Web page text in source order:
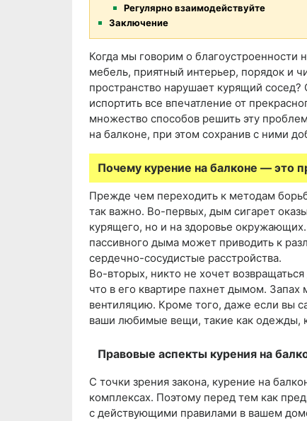
Регулярно взаимодействуйте
Заключение
Когда мы говорим о
мебель, приятный интерьер, порядок и
пространство нарушает курящий
испортить все впечатление от
множество способов решить эту
на балконе, при этом сохранив с ними
Почему курение на балконе — это
Прежде чем переходить к методам
так важно. Во-первых, дым сигарет
курящего, но и на здоровье
пассивного дыма может приводить к
сердечно-сосудистые расстройства.
Во-вторых, никто не хочет
что в его квартире пахнет дымом.
вентиляцию. Кроме того, даже если вы
ваши любимые вещи, такие как одежды,
Правовые аспекты курения на
С точки зрения закона, курение на
комплексах. Поэтому перед тем как
с действующими правилами в вашем